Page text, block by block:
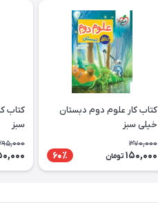
کتاب کار علوم دوم دبستان
خیلی سبز
370,000
150,000 تومان 60٪
کتاب
سبز